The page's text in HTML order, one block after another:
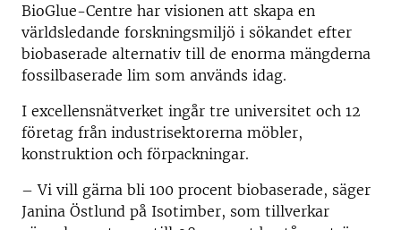
BioGlue-Centre har visionen att skapa en
världsledande forskningsmiljö i sökandet efter
biobaserade alternativ till de enorma mängderna
fossilbaserade lim som används idag.
I excellensnätverket ingår tre universitet och 12
företag från industrisektorerna möbler,
konstruktion och förpackningar.
– Vi vill gärna bli 100 procent biobaserade, säger
Janina Östlund på Isotimber, som tillverkar